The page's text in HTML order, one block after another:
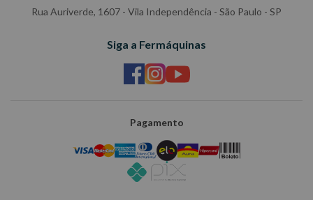
Rua Auriverde, 1607 - Vila Independência - São Paulo - SP
Siga a Fermáquinas
Pagamento